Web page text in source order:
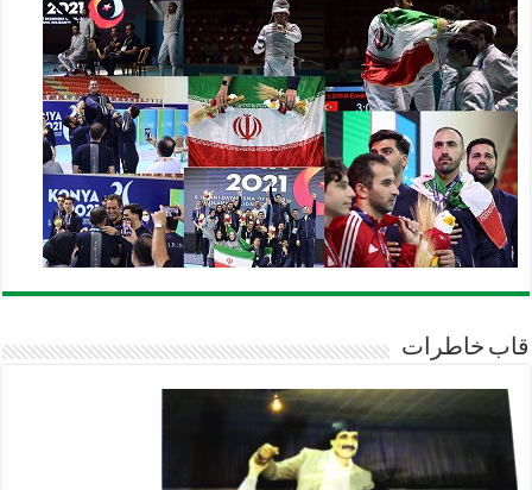
قاب خاطرات